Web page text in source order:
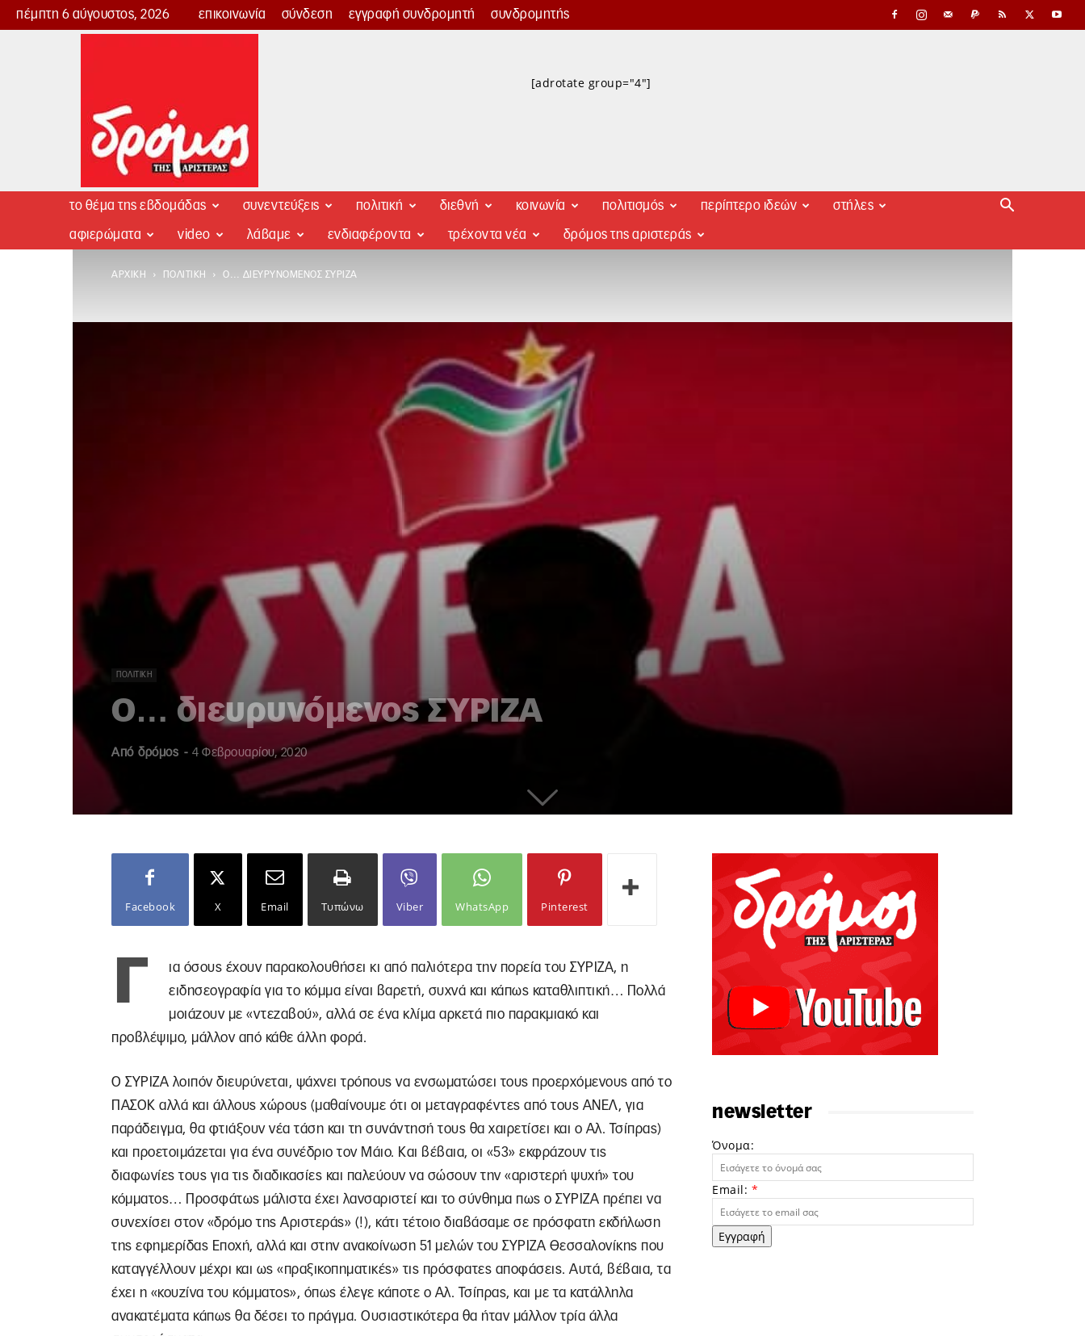
πέμπτη 6 αύγουστος, 2026 επικοινωνία σύνδεση εγγραφή συνδρομητή συνδρομητής
Δρόμος
[adrotate group="4"]
το θέμα της εβδομάδας συνεντεύξεις πολιτική διεθνή κοινωνία πολιτισμός περίπτερο ιδεών στήλες
αφιερώματα video λάβαμε ενδιαφέροντα τρέχοντα νέα δρόμος της αριστεράς
ΑΡΧΙΚΉ ΠΟΛΙΤΙΚΉ Ο… ΔΙΕΥΡΥΝΌΜΕΝΟΣ ΣΥΡΙΖΑ
ΠΟΛΙΤΙΚΉ
Ο… διευρυνόμενος ΣΥΡΙΖΑ
Από δρόμος - 4 Φεβρουαρίου, 2020
Facebook X Email Τυπώνω Viber WhatsApp Pinterest
Γ
ια όσους έχουν παρακολουθήσει κι από παλιότερα την πορεία του ΣΥΡΙΖΑ, η
ειδησεογραφία για το κόμμα είναι βαρετή, συχνά και κάπως καταθλιπτική… Πολλά
μοιάζουν με «ντεζαβού», αλλά σε ένα κλίμα αρκετά πιο παρακμιακό και
προβλέψιμο, μάλλον από κάθε άλλη φορά.
Ο ΣΥΡΙΖΑ λοιπόν διευρύνεται, ψάχνει τρόπους να ενσωματώσει τους προερχόμενους από το
ΠΑΣΟΚ αλλά και άλλους χώρους (μαθαίνουμε ότι οι μεταγραφέντες από τους ΑΝΕΛ, για
παράδειγμα, θα φτιάξουν νέα τάση και τη συνάντησή τους θα χαιρετίσει και ο Αλ. Τσίπρας)
και προετοιμάζεται για ένα συνέδριο τον Μάιο. Και βέβαια, οι «53» εκφράζουν τις
διαφωνίες τους για τις διαδικασίες και παλεύουν να σώσουν την «αριστερή ψυχή» του
κόμματος… Προσφάτως μάλιστα έχει λανσαριστεί και το σύνθημα πως ο ΣΥΡΙΖΑ πρέπει να
συνεχίσει στον «δρόμο της Αριστεράς» (!), κάτι τέτοιο διαβάσαμε σε πρόσφατη εκδήλωση
της εφημερίδας Εποχή, αλλά και στην ανακοίνωση 51 μελών του ΣΥΡΙΖΑ Θεσσαλονίκης που
καταγγέλλουν μέχρι και ως «πραξικοπηματικές» τις πρόσφατες αποφάσεις. Αυτά, βέβαια, τα
έχει η «κουζίνα του κόμματος», όπως έλεγε κάποτε ο Αλ. Τσίπρας, και με τα κατάλληλα
ανακατέματα κάπως θα δέσει το πράγμα. Ουσιαστικότερα θα ήταν μάλλον τρία άλλα
newsletter
Όνομα:
Email: *
Εγγραφή